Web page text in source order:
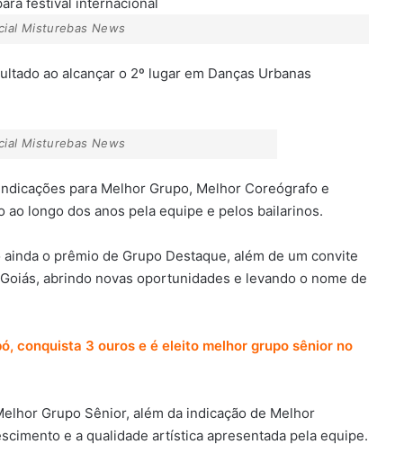
Misturebas News
ao alcançar o 2º lugar em Danças Urbanas
Misturebas News
para Melhor Grupo, Melhor Coreógrafo e
longo dos anos pela equipe e pelos bailarinos.
o prêmio de Grupo Destaque, além de um convite
abrindo novas oportunidades e levando o nome de
conquista 3 ouros e é eleito melhor grupo sênior no
Grupo Sênior, além da indicação de Melhor
e a qualidade artística apresentada pela equipe.